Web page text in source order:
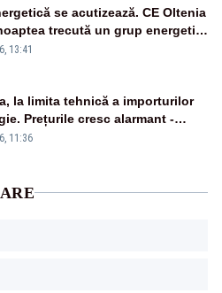
se acutizează. CE Oltenia
trecută un grup energetic
13:41
la limita tehnică a importurilor
Prețurile cresc alarmant -
Plus
11:36